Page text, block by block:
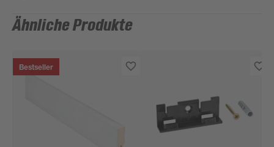
Ähnliche Produkte
Bestseller